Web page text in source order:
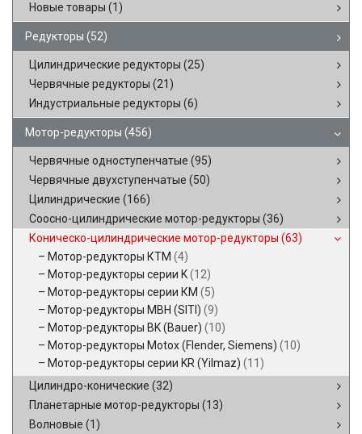
Новые товары (1)
Редукторы (52)
Цилиндрические редукторы (25)
Червячные редукторы (21)
Индустриальные редукторы (6)
Мотор-редукторы (456)
Червячные одноступенчатые (95)
Червячные двухступенчатые (50)
Цилиндрические (166)
Соосно-цилиндрические мотор-редукторы (36)
Коническо-цилиндрические мотор-редукторы (63)
Мотор-редукторы КТМ (4)
Мотор-редукторы серии K(12)
Мотор-редукторы серии КМ (5)
Мотор-редукторы MBH (SITI) (9)
Мотор-редукторы BK (Bauer) (10)
Мотор-редукторы Motox (Flender, Siemens) (10)
Мотор-редукторы серии KR (Yilmaz) (11)
Цилиндро-конические (32)
Планетарные мотор-редукторы (13)
Волновые (1)